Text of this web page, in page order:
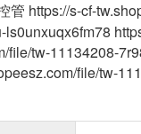
管 https://s-cf-
file/tw-11134208-
file/tw-